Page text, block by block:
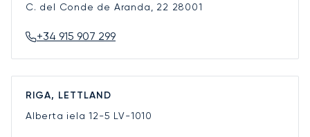
C. del Conde de Aranda, 22 28001
+34 915 907 299
RIGA, LETTLAND
Alberta iela 12-5 LV-1010